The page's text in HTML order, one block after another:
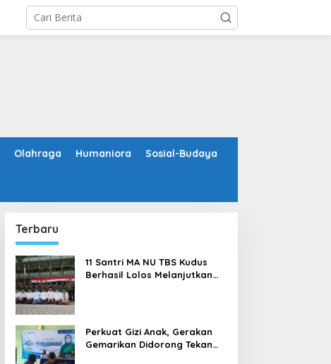
Olahraga Humaniora Sosial-Budaya
Terbaru
11 Santri MA NU TBS Kudus
Berhasil Lolos Melanjutkan
Perkuat Gizi Anak, Gerakan
Gemarikan Didorong Tekan